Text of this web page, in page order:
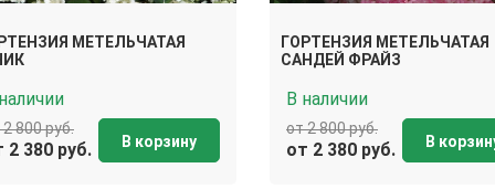
МЕТЕЛЬЧАТАЯ
2 800 руб.
2 380 руб. В корзину
ГОРТЕНЗИЯ МЕТЕЛЬЧАТАЯ
САНДЕЙ ФРАЙЗ
В наличии
от 2 800 руб.
от 2 380 руб. В